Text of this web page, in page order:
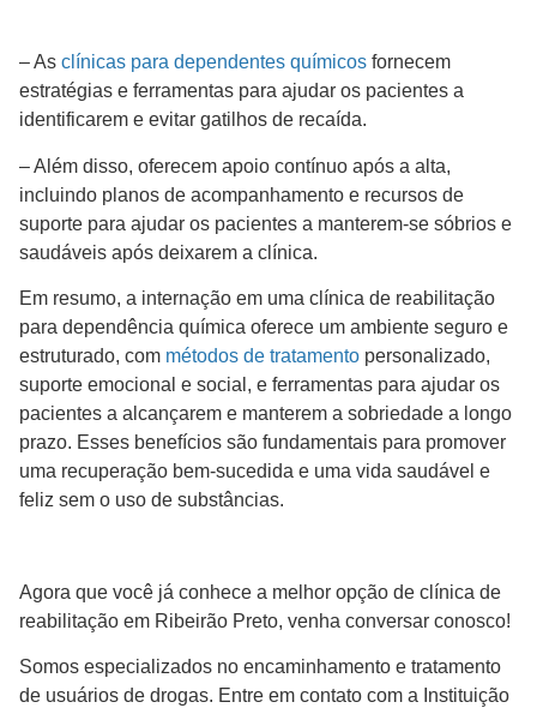
– As clínicas para dependentes químicos fornecem
estratégias e ferramentas para ajudar os pacientes a
identificarem e evitar gatilhos de recaída.
– Além disso, oferecem apoio contínuo após a alta,
incluindo planos de acompanhamento e recursos de
suporte para ajudar os pacientes a manterem-se sóbrios e
saudáveis após deixarem a clínica.
Em resumo, a internação em uma clínica de reabilitação
para dependência química oferece um ambiente seguro e
estruturado, com métodos de tratamento personalizado,
suporte emocional e social, e ferramentas para ajudar os
pacientes a alcançarem e manterem a sobriedade a longo
prazo. Esses benefícios são fundamentais para promover
uma recuperação bem-sucedida e uma vida saudável e
feliz sem o uso de substâncias.
Agora que você já conhece a melhor opção de clínica de
reabilitação em Ribeirão Preto, venha conversar conosco!
Somos especializados no encaminhamento e tratamento
de usuários de drogas. Entre em contato com a Instituição